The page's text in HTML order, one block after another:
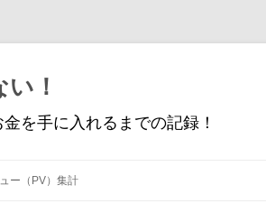
！
を手に入れるまでの記録！
ン
ー（PV）集計